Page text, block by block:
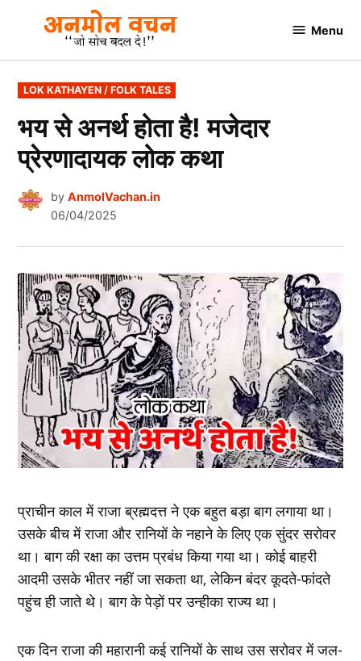
content
AnmolVachan.in
Menu
POSTED
IN
LOK KATHAYEN / FOLK TALES
भय से अनर्थ होता है! मजेदार
प्रेरणादायक लोक कथा
by AnmolVachan.in
06/04/2025
प्राचीन काल में राजा ब्रह्मदत्त ने एक बहुत बड़ा बाग लगाया था।
उसके बीच में राजा और रानियों के नहाने के लिए एक सुंदर सरोवर
था। बाग की रक्षा का उत्तम प्रबंध किया गया था। कोई बाहरी
आदमी उसके भीतर नहीं जा सकता था, लेकिन बंदर कूदते-फांदते
पहुंच ही जाते थे। बाग के पेड़ों पर उन्‍हीका राज्‍य था।
एक दिन राजा की महारानी कई रानियों के साथ उस सरोवर में जल-